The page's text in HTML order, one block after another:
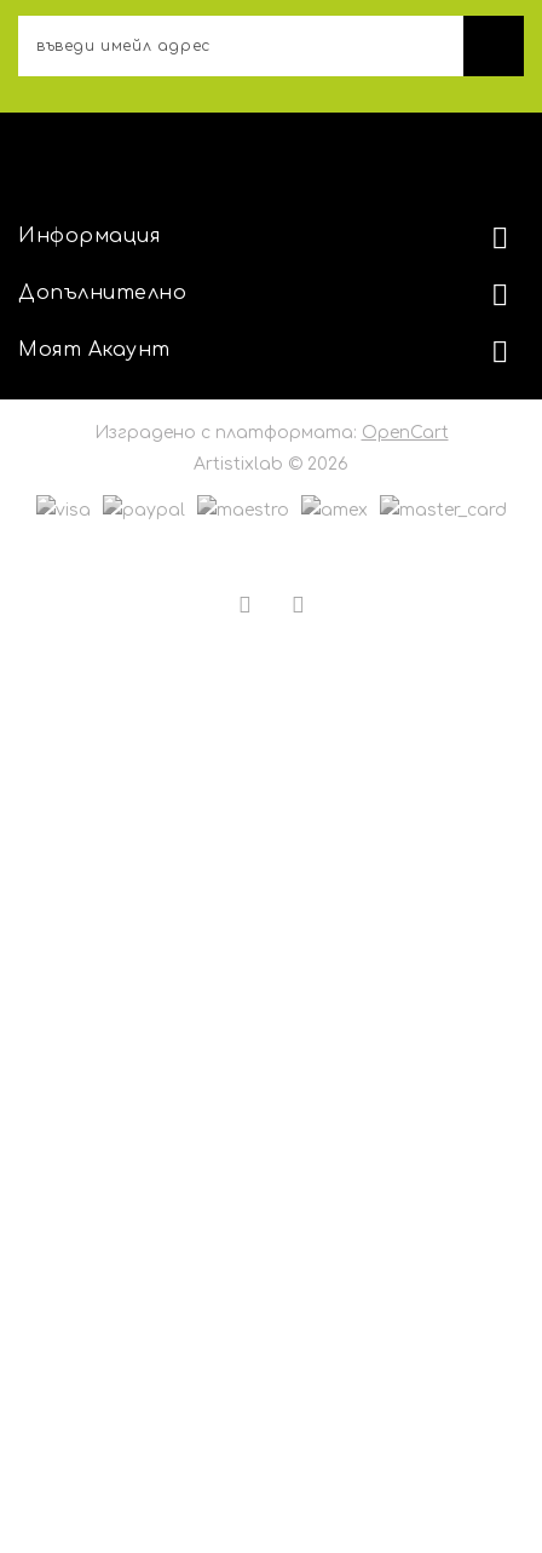
Информация
Допълнително
Моят Акаунт
Изградено с платформата: OpenCart
Artistixlab © 2026